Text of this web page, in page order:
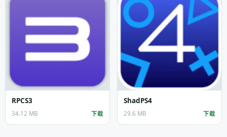
RPCS3
34.12 MB 下载
ShadPS4
29.6 MB 下载